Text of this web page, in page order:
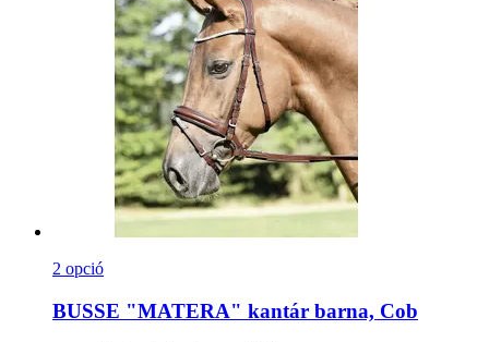
2 opció
BUSSE "MATERA" kantár barna, Cob